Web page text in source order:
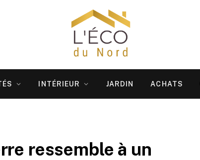
INTÉRIEUR JARDIN ACHATS
ressemble à un